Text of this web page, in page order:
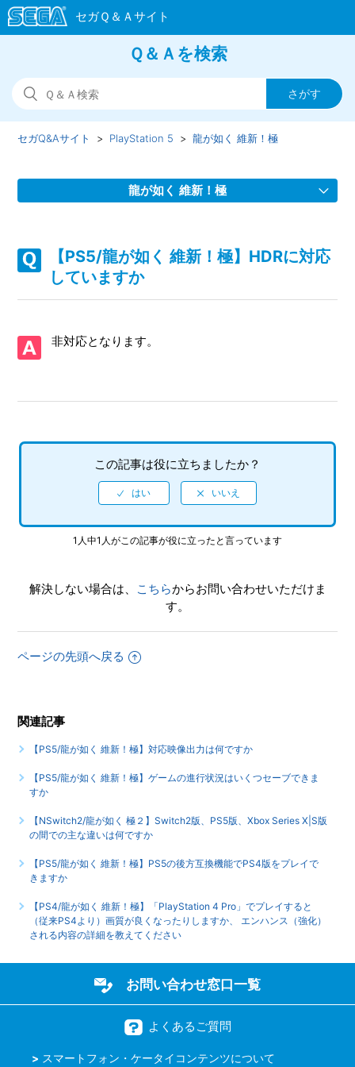
Ｑ＆Ａを検索
セガQ&Aサイト PlayStation 5 龍が如く 維新！極
龍が如く 維新！極
【PS5/龍が如く 維新！極】プレイ動画やゲーム画面写真
を、動画サイト／SNS等で公開してもいいですか
イ動画やゲーム画面写真を、動画サイト／SNS等で公開して
もいいですか
【PS5/龍が如く 維新！極】何をしたらいいか、どこへ行け
【PS5/龍が如く 維新！極】エンディング後（クリア後）は
何かモードが追加されますか、エンディング後（クリア後）
もプレイ可能でしょうか
【PS5/龍が如く 維新！極】サブイベントやサイドケースな
【PS5/龍が如く 維新！極】先にストーリーを進めた事によ
って、二度と行えなくなるサブイベントなどはありますか
【PS5/龍が如く 維新！極】PS4版とPS5版ではトロフィー
すか
易度の違いは何でしょうか
【PS5/龍が如く 維新！極】HDRに対応
していますか
非対応となります。
この記事は役に立ちましたか？
1人中1人がこの記事が役に立ったと言っています
解決しない場合は、 こちらからお問い合わせいただけま
す。
ページの先頭へ戻る
関連記事
【PS5/龍が如く 維新！極】対応映像出力は何ですか
【PS5/龍が如く 維新！極】ゲームの進行状況はいくつセーブできま
すか
【NSwitch2/龍が如く 極２】Switch2版、PS5版、Xbox Series X|S版
の間での主な違いは何ですか
【PS5/龍が如く 維新！極】PS5の後方互換機能でPS4版をプレイで
きますか
【PS4/龍が如く 維新！極】「PlayStation 4 Pro」でプレイすると
（従来PS4より）画質が良くなったりしますか、 エンハンス（強化）
される内容の詳細を教えてください
お問い合わせ窓口一覧
よくあるご質問
スマートフォン・ケータイコンテンツについて